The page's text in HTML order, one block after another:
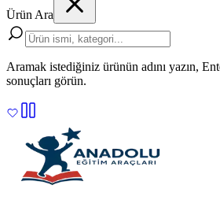
Ürün Ara
Aramak istediğiniz ürünün adını yazın,
sonuçları görün.